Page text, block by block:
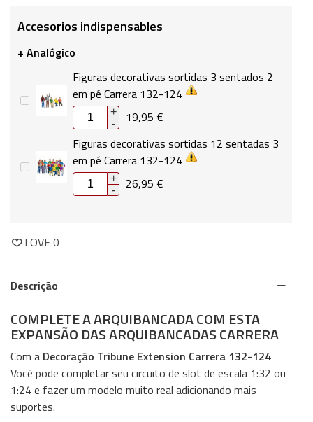
Accesorios indispensables
+ Analógico
Figuras decorativas sortidas 3 sentados 2
em pé Carrera 132-124
+
-
19,95 €
Figuras decorativas sortidas 12 sentadas 3
em pé Carrera 132-124
+
-
26,95 €
LOVE0
Descrição
COMPLETE A ARQUIBANCADA COM ESTA
EXPANSÃO DAS ARQUIBANCADAS CARRERA
Com a Decoração Tribune Extension Carrera 132-124
Você pode completar seu circuito de slot de escala 1:32 ou
1:24 e fazer um modelo muito real adicionando mais
suportes.